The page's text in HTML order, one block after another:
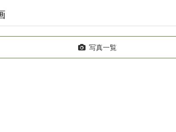
写真一覧